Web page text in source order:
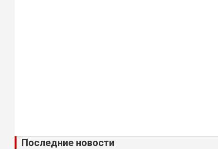
Последние новости